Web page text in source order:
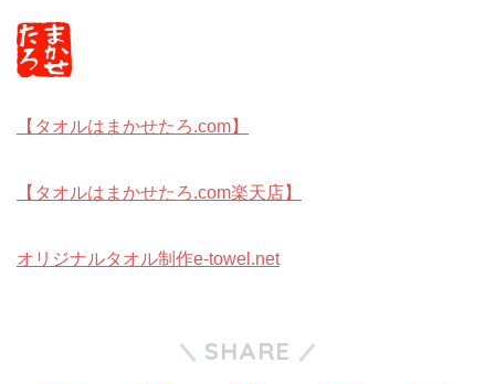
【タオルはまかせたろ.com】
【タオルはまかせたろ.com楽天店】
オリジナルタオル制作e-towel.net
SHARE